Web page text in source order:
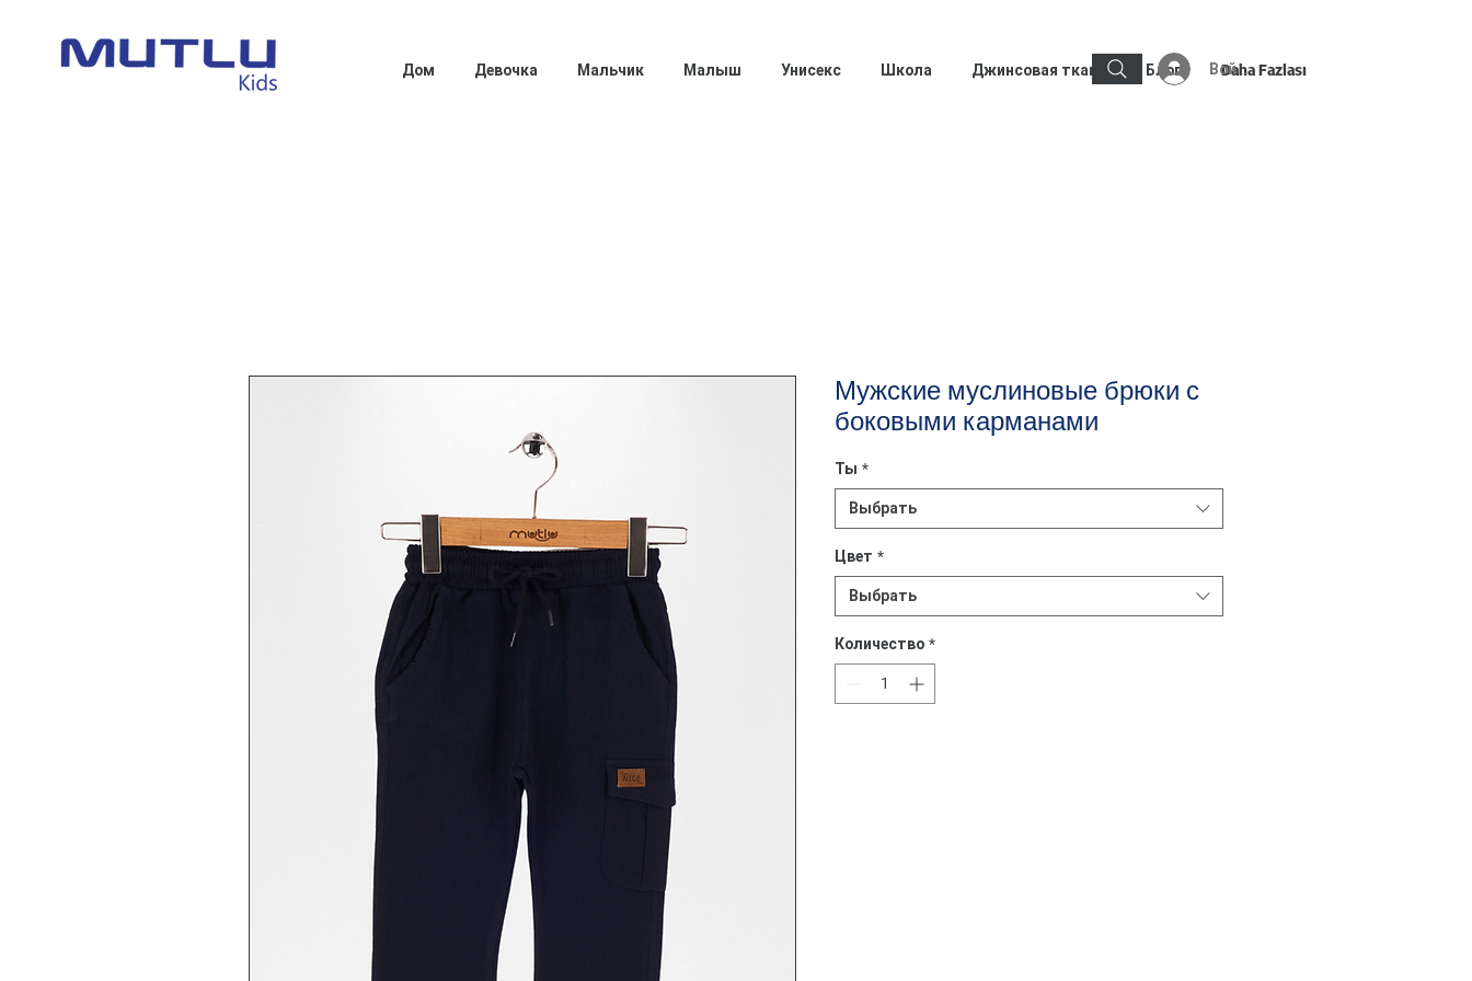
Дом Девочка Мальчик Малыш Унисекс Школа Джинсовая ткань Блог Daha Fazlası
Войти
Мужские муслиновые брюки с
боковыми карманами
Ты *
Выбрать
Цвет *
Выбрать
Количество *